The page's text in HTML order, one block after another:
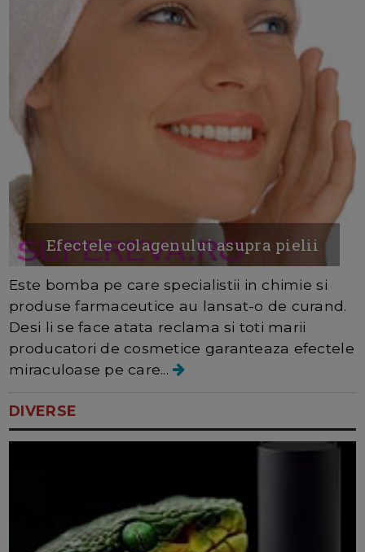
Efectele colagenului asupra pielii
Este bomba pe care specialistii in chimie si
produse farmaceutice au lansat-o de curand.
Desi li se face atata reclama si toti marii
producatori de cosmetice garanteaza efectele
miraculoase pe care...
DIVERSE